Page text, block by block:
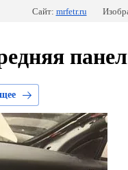
Сайт: mrfetr.ru